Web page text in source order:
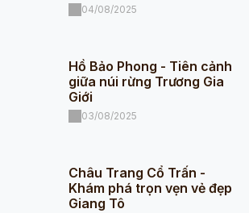
04/08/2025
Hồ Bảo Phong - Tiên cảnh
giữa núi rừng Trương Gia
Giới
03/08/2025
Châu Trang Cổ Trấn -
Khám phá trọn vẹn vẻ đẹp
Giang Tô